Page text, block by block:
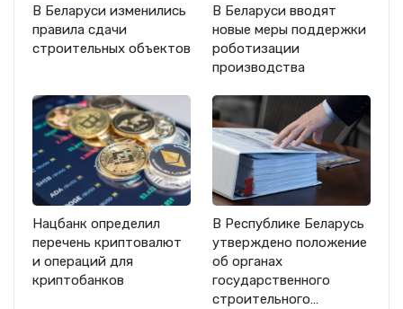
В Беларуси изменились
правила сдачи
строительных объектов
В Беларуси вводят
новые меры поддержки
роботизации
производства
Нацбанк определил
перечень криптовалют
и операций для
криптобанков
В Республике Беларусь
утверждено положение
об органах
государственного
строительного…